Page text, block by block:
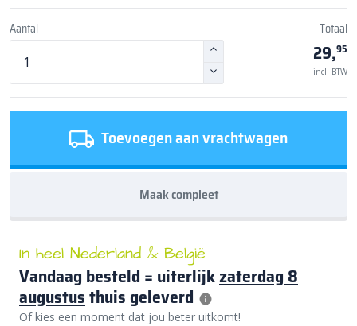
Aantal Totaal
29,95
incl. BTW
Toevoegen aan vrachtwagen
Maak compleet
In heel Nederland & België
Vandaag besteld = uiterlijkzaterdag 8
augustusthuis geleverd
Of kies een moment dat jou beter uitkomt!